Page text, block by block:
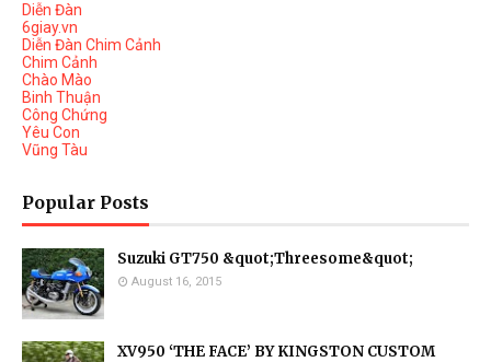
Diễn Đàn
6giay.vn
Diễn Đàn Chim Cảnh
Chim Cảnh
Chào Mào
Binh Thuận
Công Chứng
Yêu Con
Vũng Tàu
Popular Posts
Suzuki GT750 &quot;Threesome&quot;
August 16, 2015
XV950 ‘THE FACE’ BY KINGSTON CUSTOM